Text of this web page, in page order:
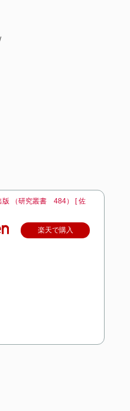
版 （研究叢書 484） [ 佐
楽天で購入